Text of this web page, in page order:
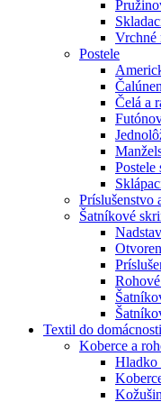
Vrchné
Postele
Čelá a
Postele
Príslušenstvo
Šatníkové
Textil do domácnosti
Koberce a
Hladko